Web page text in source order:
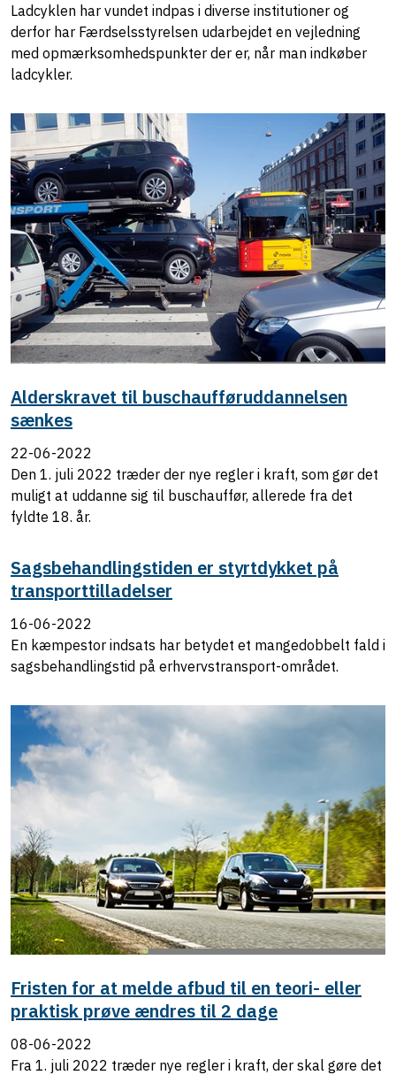
Ladcyklen har vundet indpas i diverse institutioner og
derfor har Færdselsstyrelsen udarbejdet en vejledning
med opmærksomhedspunkter der er, når man indkøber
ladcykler.
Alderskravet til buschaufføruddannelsen
sænkes
22-06-2022
Den 1. juli 2022 træder der nye regler i kraft, som gør det
muligt at uddanne sig til buschauffør, allerede fra det
fyldte 18. år.
Sagsbehandlingstiden er styrtdykket på
transporttilladelser
16-06-2022
En kæmpestor indsats har betydet et mangedobbelt fald i
sagsbehandlingstid på erhvervstransport-området.
Fristen for at melde afbud til en teori- eller
praktisk prøve ændres til 2 dage
08-06-2022
Fra 1. juli 2022 træder nye regler i kraft, der skal gøre det